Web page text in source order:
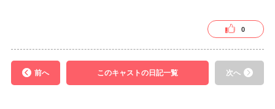
0
前へ このキャストの日記一覧 次へ